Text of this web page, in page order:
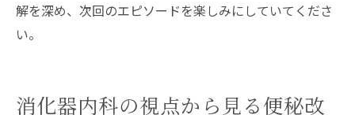
解を深め、次回のエピソードを楽しみにしていてくださ
い。
消化器内科の視点から見る便秘改